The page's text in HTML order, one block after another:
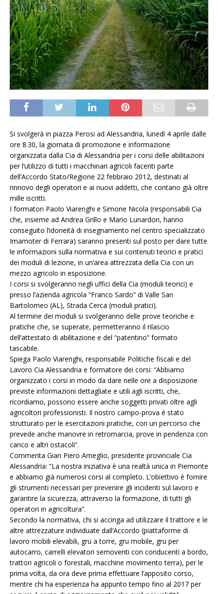
Si svolgerà in piazza Perosi ad Alessandria, lunedì 4 aprile dalle
ore 8.30, la giornata di promozione e informazione
organizzata dalla Cia di Alessandria per i corsi delle abilitazioni
per l’utilizzo di tutti i macchinari agricoli facenti parte
dell’Accordo Stato/Regione 22 febbraio 2012, destinati al
rinnovo degli operatori e ai nuovi addetti, che contano già oltre
mille iscritti.
I formatori Paolo Viarenghi e Simone Nicola (responsabili Cia
che, insieme ad Andrea Grillo e Mario Lunardon, hanno
conseguito l’idoneità di insegnamento nel centro specializzato
Imamoter di Ferrara) saranno presenti sul posto per dare tutte
le informazioni sulla normativa e sui contenuti teorici e pratici
dei moduli di lezione, in un’area attrezzata della Cia con un
mezzo agricolo in esposizione.
I corsi si svolgeranno negli uffici della Cia (moduli teorici) e
presso l’azienda agricola “Franco Sardo” di Valle San
Bartolomeo (AL), Strada Cerca (moduli pratici).
Al termine dei moduli si svolgeranno delle prove teoriche e
pratiche che, se superate, permetteranno il rilascio
dell’attestato di abilitazione e del “patentino” formato
tascabile.
Spiega Paolo Viarenghi, responsabile Politiche fiscali e del
Lavoro Cia Alessandria e formatore dei corsi: “Abbiamo
organizzato i corsi in modo da dare nelle ore a disposizione
previste informazioni dettagliate e utili agli iscritti, che,
ricordiamo, possono essere anche soggetti privati oltre agli
agricoltori professionisti. Il nostro campo-prova è stato
strutturato per le esercitazioni pratiche, con un percorso che
prevede anche manovre in retromarcia, prove in pendenza con
carico e altri ostacoli”.
Commenta Gian Piero Ameglio, presidente provinciale Cia
Alessandria: “La nostra iniziativa è una realtà unica in Piemonte
e abbiamo già numerosi corsi al completo. L’obiettivo è fornire
gli strumenti necessari per prevenire gli incidenti sul lavoro e
garantire la sicurezza, attraverso la formazione, di tutti gli
operatori in agricoltura”.
Secondo la normativa, chi si accinga ad utilizzare il trattore e le
altre attrezzature individuate dall’Accordo (piattaforme di
lavoro mobili elevabili, gru a torre, gru mobile, gru per
autocarro, carrelli elevatori semoventi con conducenti a bordo,
trattori agricoli o forestali, macchine movimento terra), per le
prima volta, da ora deve prima effettuare l’apposito corso,
mentre chi ha esperienza ha appunto tempo fino al 2017 per